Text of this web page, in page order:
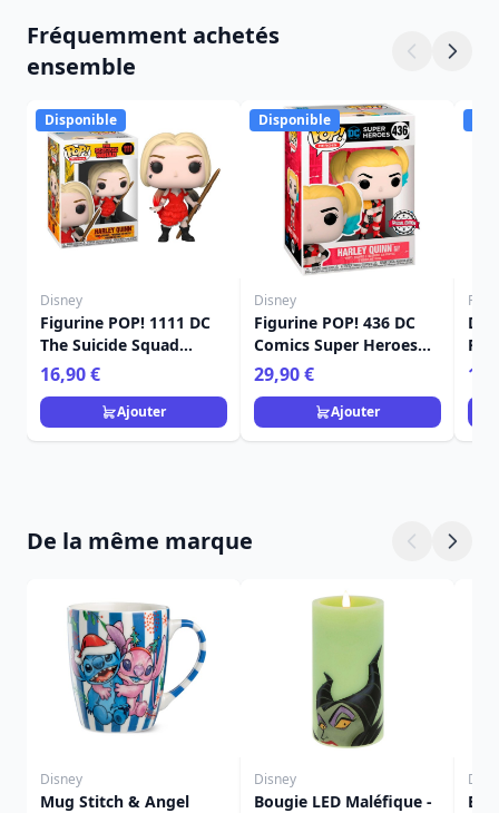
Fréquemment achetés
ensemble
Disponible
Disney
Figurine POP! 1111 DC
The Suicide Squad
Harley Quinn Robe
abîmée
16,90 €
Ajouter
Disponible
Disney
Figurine POP! 436 DC
Comics Super Heroes
Harley Quinn Exclusive
29,90 €
Ajouter
DC
De la même marque
Disney
Mug Stitch & Angel
Disney
Bougie LED Maléfique -